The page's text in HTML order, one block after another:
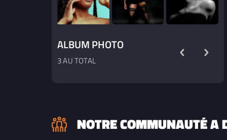
ALBUM PHOTO
3 AU TOTAL
NOTRE COMMUNAUTÉ A